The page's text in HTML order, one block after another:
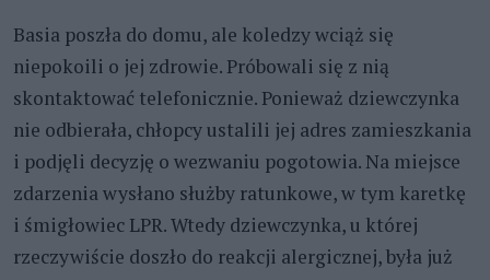
Basia poszła do domu, ale koledzy wciąż się
niepokoili o jej zdrowie. Próbowali się z nią
skontaktować telefonicznie. Ponieważ dziewczynka
nie odbierała, chłopcy ustalili jej adres zamieszkania
i podjęli decyzję o wezwaniu pogotowia. Na miejsce
zdarzenia wysłano służby ratunkowe, w tym karetkę
i śmigłowiec LPR. Wtedy dziewczynka, u której
rzeczywiście doszło do reakcji alergicznej, była już